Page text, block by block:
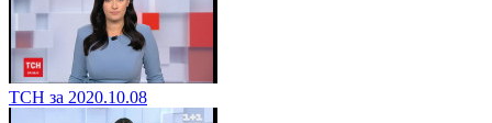
ТСН за 2020.10.08